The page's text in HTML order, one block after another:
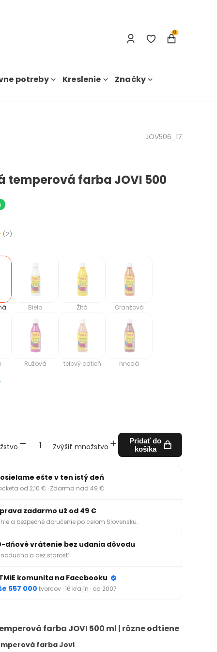
0
potreby Kreslenie Značky
JOV506_17
temperová farba JOVI 500
(2)
Biela Žltá Oranžová
Ružová telový odtieň hnedá
Zvýšiť množstvo
Pridať do
košíka
ešte v ten istý deň
od 2,10 € · Zdarma nad 49 €
zadarmo už od 49 €
a bezpečné doručenie po celom Slovensku.
dňové vrátenie bez udania dôvodu
a bez starostí
komunita na Facebooku
557 000 tvorcov · 16 krajín · od 2007
farba JOVI 500 ml | rôzne odtiene
farba Jovi